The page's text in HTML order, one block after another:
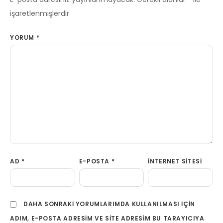
işaretlenmişlerdir
YORUM *
AD * E-POSTA * İNTERNET SITESI
DAHA SONRAKI YORUMLARIMDA KULLANILMASI IÇIN
ADIM, E-POSTA ADRESIM VE SITE ADRESIM BU TARAYICIYA